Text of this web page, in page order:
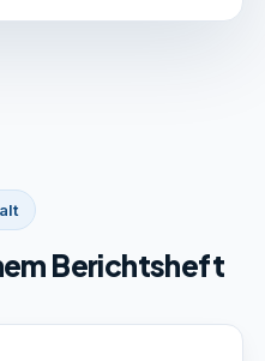
Berichtsheft